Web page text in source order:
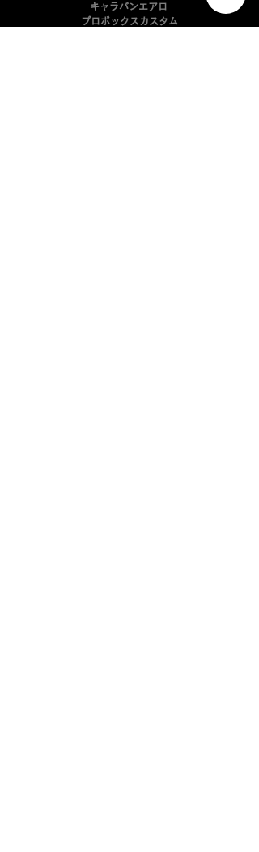
キャラバンエアロ
プロボックスカスタム